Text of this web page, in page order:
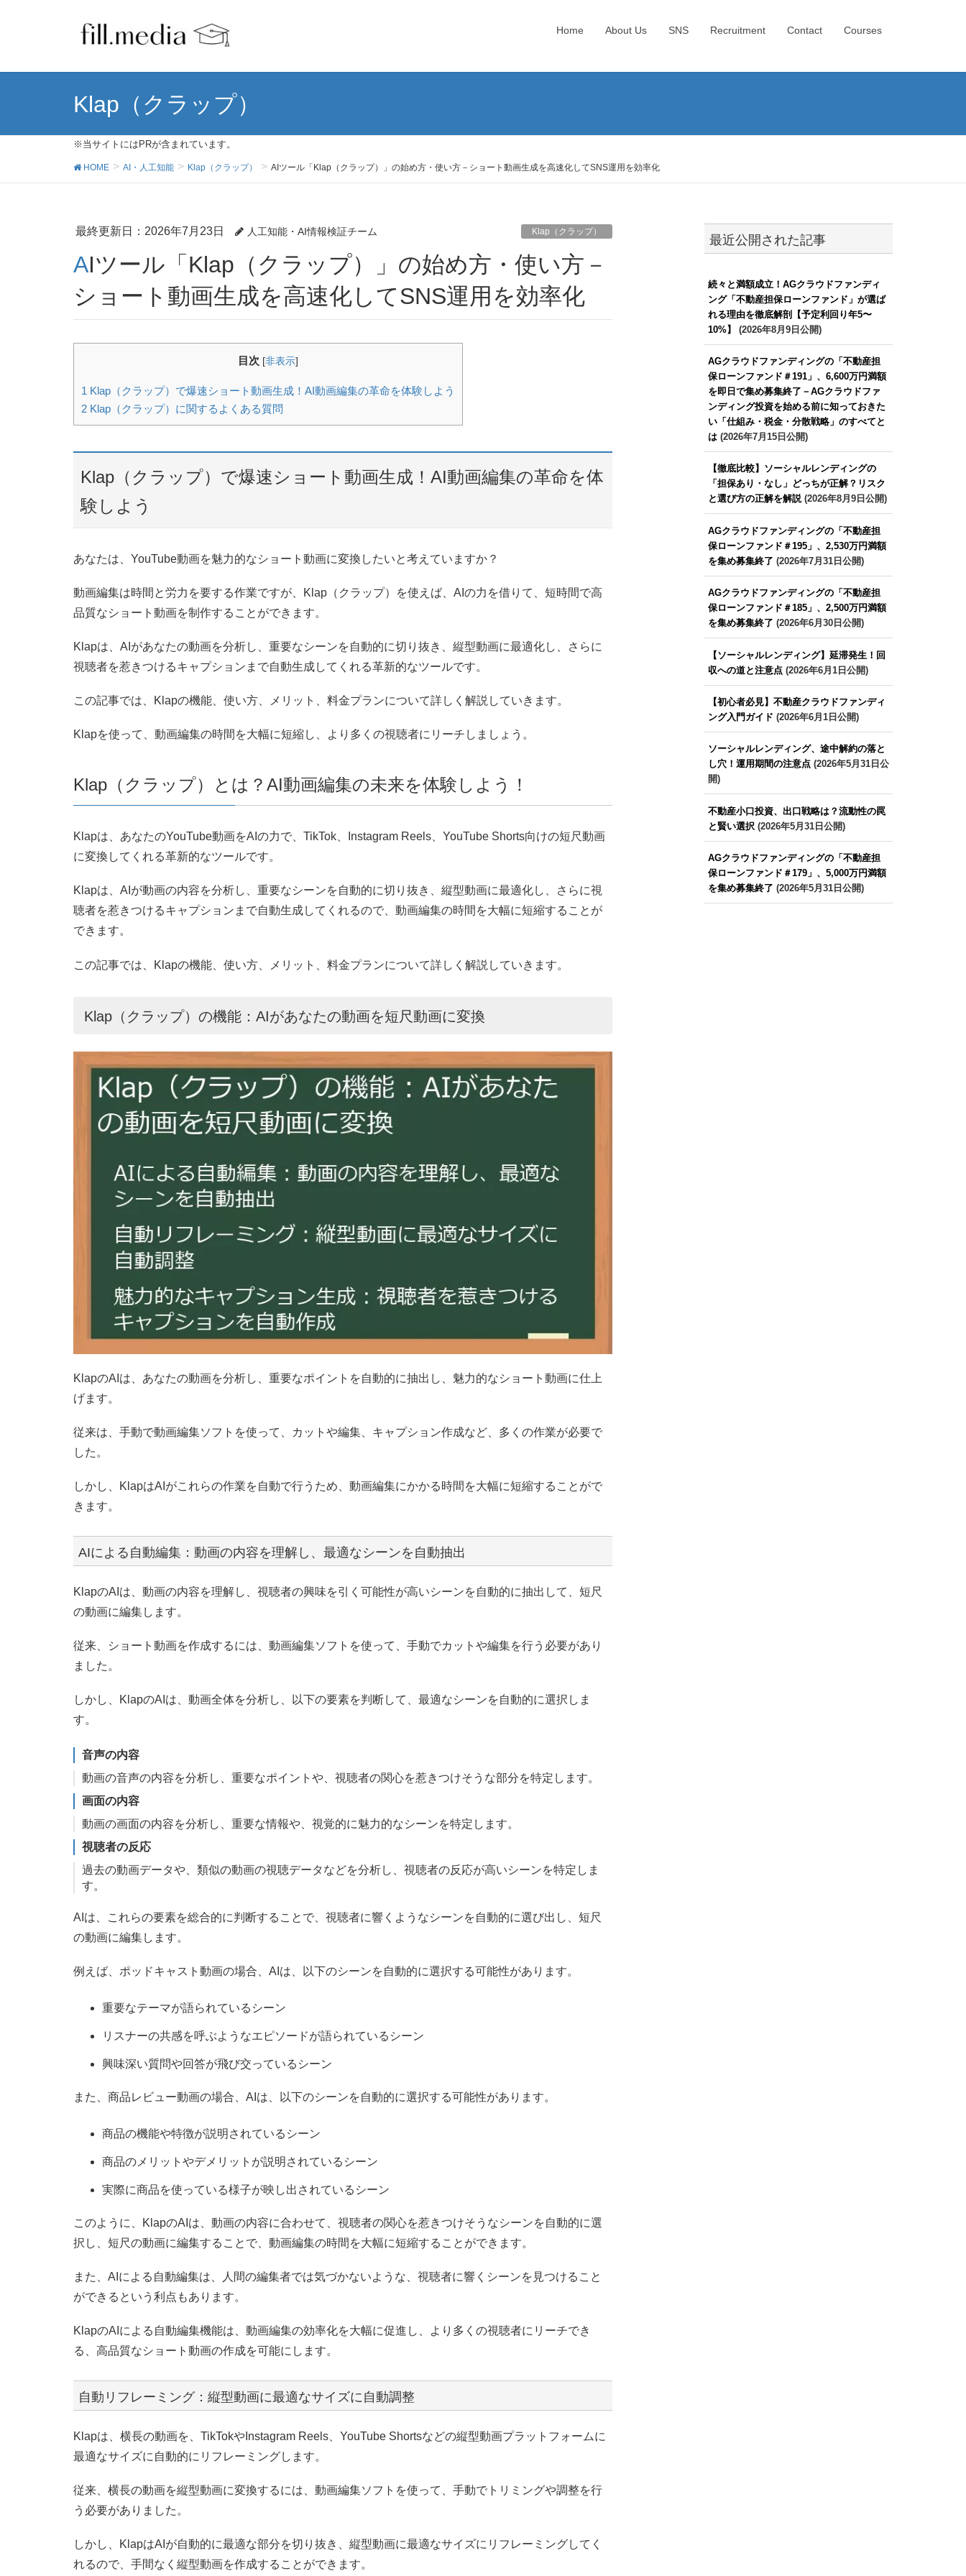
Home About Us SNS Recruitment Contact Courses
Klap（クラップ）
※当サイトにはPRが含まれています。
HOME AI・人工知能 Klap（クラップ） AIツール「Klap（クラップ）」の始め方・使い方－ショート動画生成を高速化してSNS運用を効率化
最終更新日：2026年7月23日 人工知能・AI情報検証チーム Klap（クラップ）
AIツール「Klap（クラップ）」の始め方・使い方－
ショート動画生成を高速化してSNS運用を効率化
目次 [非表示]
1 Klap（クラップ）で爆速ショート動画生成！AI動画編集の革命を体験しよう
2 Klap（クラップ）に関するよくある質問
Klap（クラップ）で爆速ショート動画生成！AI動画編集の革命を体
験しよう
あなたは、YouTube動画を魅力的なショート動画に変換したいと考えていますか？
動画編集は時間と労力を要する作業ですが、Klap（クラップ）を使えば、AIの力を借りて、短時間で高
品質なショート動画を制作することができます。
Klapは、AIがあなたの動画を分析し、重要なシーンを自動的に切り抜き、縦型動画に最適化し、さらに
視聴者を惹きつけるキャプションまで自動生成してくれる革新的なツールです。
この記事では、Klapの機能、使い方、メリット、料金プランについて詳しく解説していきます。
Klapを使って、動画編集の時間を大幅に短縮し、より多くの視聴者にリーチしましょう。
Klap（クラップ）とは？AI動画編集の未来を体験しよう！
Klapは、あなたのYouTube動画をAIの力で、TikTok、Instagram Reels、YouTube Shorts向けの短尺動画
に変換してくれる革新的なツールです。
Klapは、AIが動画の内容を分析し、重要なシーンを自動的に切り抜き、縦型動画に最適化し、さらに視
聴者を惹きつけるキャプションまで自動生成してくれるので、動画編集の時間を大幅に短縮することが
できます。
この記事では、Klapの機能、使い方、メリット、料金プランについて詳しく解説していきます。
Klap（クラップ）の機能：AIがあなたの動画を短尺動画に変換
KlapのAIは、あなたの動画を分析し、重要なポイントを自動的に抽出し、魅力的なショート動画に仕上
げます。
従来は、手動で動画編集ソフトを使って、カットや編集、キャプション作成など、多くの作業が必要で
した。
しかし、KlapはAIがこれらの作業を自動で行うため、動画編集にかかる時間を大幅に短縮することがで
きます。
AIによる自動編集：動画の内容を理解し、最適なシーンを自動抽出
KlapのAIは、動画の内容を理解し、視聴者の興味を引く可能性が高いシーンを自動的に抽出して、短尺
の動画に編集します。
従来、ショート動画を作成するには、動画編集ソフトを使って、手動でカットや編集を行う必要があり
ました。
しかし、KlapのAIは、動画全体を分析し、以下の要素を判断して、最適なシーンを自動的に選択しま
す。
音声の内容
動画の音声の内容を分析し、重要なポイントや、視聴者の関心を惹きつけそうな部分を特定します。
画面の内容
動画の画面の内容を分析し、重要な情報や、視覚的に魅力的なシーンを特定します。
視聴者の反応
過去の動画データや、類似の動画の視聴データなどを分析し、視聴者の反応が高いシーンを特定しま
す。
AIは、これらの要素を総合的に判断することで、視聴者に響くようなシーンを自動的に選び出し、短尺
の動画に編集します。
例えば、ポッドキャスト動画の場合、AIは、以下のシーンを自動的に選択する可能性があります。
重要なテーマが語られているシーン
リスナーの共感を呼ぶようなエピソードが語られているシーン
興味深い質問や回答が飛び交っているシーン
また、商品レビュー動画の場合、AIは、以下のシーンを自動的に選択する可能性があります。
商品の機能や特徴が説明されているシーン
商品のメリットやデメリットが説明されているシーン
実際に商品を使っている様子が映し出されているシーン
このように、KlapのAIは、動画の内容に合わせて、視聴者の関心を惹きつけそうなシーンを自動的に選
択し、短尺の動画に編集することで、動画編集の時間を大幅に短縮することができます。
また、AIによる自動編集は、人間の編集者では気づかないような、視聴者に響くシーンを見つけること
ができるという利点もあります。
KlapのAIによる自動編集機能は、動画編集の効率化を大幅に促進し、より多くの視聴者にリーチでき
る、高品質なショート動画の作成を可能にします。
自動リフレーミング：縦型動画に最適なサイズに自動調整
Klapは、横長の動画を、TikTokやInstagram Reels、YouTube Shortsなどの縦型動画プラットフォームに
最適なサイズに自動的にリフレーミングします。
従来、横長の動画を縦型動画に変換するには、動画編集ソフトを使って、手動でトリミングや調整を行
う必要がありました。
しかし、KlapはAIが自動的に最適な部分を切り抜き、縦型動画に最適なサイズにリフレーミングしてく
れるので、手間なく縦型動画を作成することができます。
最近公開された記事
続々と満額成立！AGクラウドファンディ
ング「不動産担保ローンファンド」が選ば
れる理由を徹底解剖【予定利回り年5〜
10%】
(2026年8月9日公開)
AGクラウドファンディングの「不動産担
保ローンファンド＃191」、6,600万円満額
を即日で集め募集終了－AGクラウドファ
ンディング投資を始める前に知っておきた
い「仕組み・税金・分散戦略」のすべてと
は(2026年7月15日公開)
【徹底比較】ソーシャルレンディングの
「担保あり・なし」どっちが正解？リスク
と選び方の正解を解説(2026年8月9日公開)
AGクラウドファンディングの「不動産担
保ローンファンド＃195」、2,530万円満額
を集め募集終了 (2026年7月31日公開)
AGクラウドファンディングの「不動産担
保ローンファンド＃185」、2,500万円満額
を集め募集終了 (2026年6月30日公開)
【ソーシャルレンディング】延滞発生！回
収への道と注意点(2026年6月1日公開)
【初心者必見】不動産クラウドファンディ
ング入門ガイド (2026年6月1日公開)
ソーシャルレンディング、途中解約の落と
し穴！運用期間の注意点(2026年5月31日公
開)
不動産小口投資、出口戦略は？流動性の罠
と賢い選択(2026年5月31日公開)
AGクラウドファンディングの「不動産担
保ローンファンド＃179」、5,000万円満額
を集め募集終了 (2026年5月31日公開)